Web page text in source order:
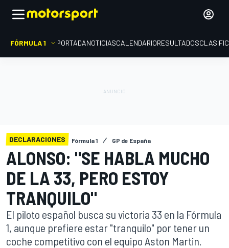
FÓRMULA 1 PORTADANOTICIASCALENDARIORESULTADOS
DECLARACIONES Fórmula 1 GP de España
ALONSO: "SE HABLA MUCHO
DE LA 33, PERO ESTOY
TRANQUILO"
El piloto español busca su victoria 33 en la Fórmula
1, aunque prefiere estar "tranquilo" por tener un
coche competitivo con el equipo Aston Martin.